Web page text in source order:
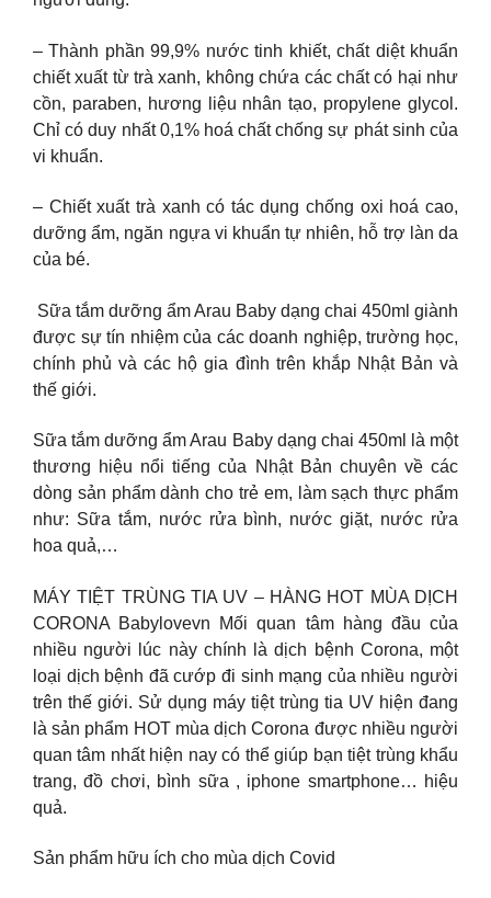
– Thành phần 99,9% nước tinh khiết, chất diệt khuẩn
chiết xuất từ trà xanh, không chứa các chất có hại như
cồn, paraben, hương liệu nhân tạo, propylene glycol.
Chỉ có duy nhất 0,1% hoá chất chống sự phát sinh của
vi khuẩn.
– Chiết xuất trà xanh có tác dụng chống oxi hoá cao,
dưỡng ẩm, ngăn ngựa vi khuẩn tự nhiên, hỗ trợ làn da
của bé.
Sữa tắm dưỡng ẩm Arau Baby dạng chai 450ml giành
được sự tín nhiệm của các doanh nghiệp, trường học,
chính phủ và các hộ gia đình trên khắp Nhật Bản và
thế giới.
Sữa tắm dưỡng ẩm Arau Baby dạng chai 450ml là một
thương hiệu nổi tiếng của Nhật Bản chuyên về các
dòng sản phẩm dành cho trẻ em, làm sạch thực phẩm
như: Sữa tắm, nước rửa bình, nước giặt, nước rửa
hoa quả,…
MÁY TIỆT TRÙNG TIA UV – HÀNG HOT MÙA DỊCH
CORONA Babylovevn Mối quan tâm hàng đầu của
nhiều người lúc này chính là dịch bệnh Corona, một
loại dịch bệnh đã cướp đi sinh mạng của nhiều người
trên thế giới. Sử dụng máy tiệt trùng tia UV hiện đang
là sản phẩm HOT mùa dịch Corona được nhiều người
quan tâm nhất hiện nay có thể giúp bạn tiệt trùng khẩu
trang, đồ chơi, bình sữa , iphone smartphone… hiệu
quả.
Sản phẩm hữu ích cho mùa dịch Covid